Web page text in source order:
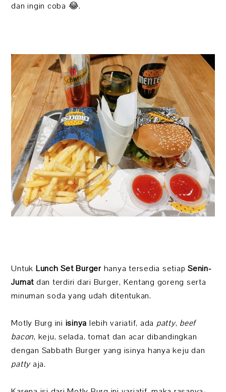
dan ingin coba 😂.
Untuk Lunch Set Burger hanya tersedia setiapSenin-
Jumat dan terdiri dari Burger, Kentang goreng serta
minuman soda yang udah ditentukan.
Motly Burg ini isinya lebih variatif, ada patty, beef
bacon, keju, selada, tomat dan acar dibandingkan
dengan Sabbath Burger yang isinya hanya keju dan
pattyaja.